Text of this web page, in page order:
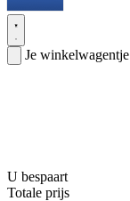
Je winkelwagentje
U bespaart
Totale prijs